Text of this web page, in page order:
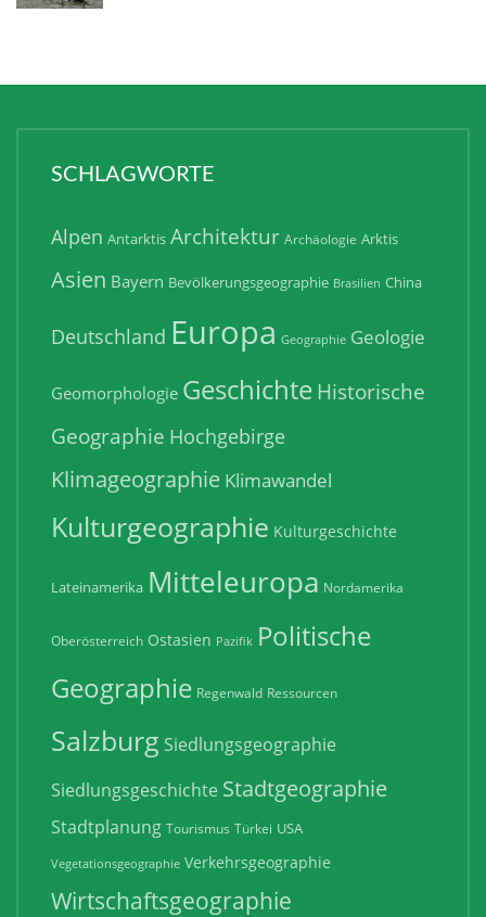
SCHLAGWORTE
Alpen Antarktis Architektur Archäologie Arktis
Asien Bayern Bevölkerungsgeographie Brasilien China
Deutschland Europa Geographie Geologie
Geomorphologie GeschichteHistorische
Geographie Hochgebirge
Klimageographie Klimawandel
Kulturgeographie Kulturgeschichte
Lateinamerika Mitteleuropa Nordamerika
Oberösterreich Ostasien Pazifik Politische
Geographie Regenwald Ressourcen
Salzburg Siedlungsgeographie
Siedlungsgeschichte Stadtgeographie
Stadtplanung Tourismus Türkei USA
Vegetationsgeographie Verkehrsgeographie
Wirtschaftsgeographie